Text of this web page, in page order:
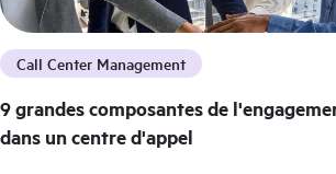
Call Center Management
9 grandes composantes de
dans un centre d'appel